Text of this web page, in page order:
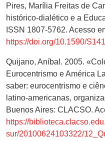
Pires, Marília Freitas de
histórico-dialético e a
ISSN 1807-5762. Acesso
https://doi.org/10.1590/
Quijano, Aníbal. 2005.
Eurocentrismo e América
saber: eurocentrismo e
latino-americanas,
Buenos Aires: CLACSO.
https://
sur/20100624103322/